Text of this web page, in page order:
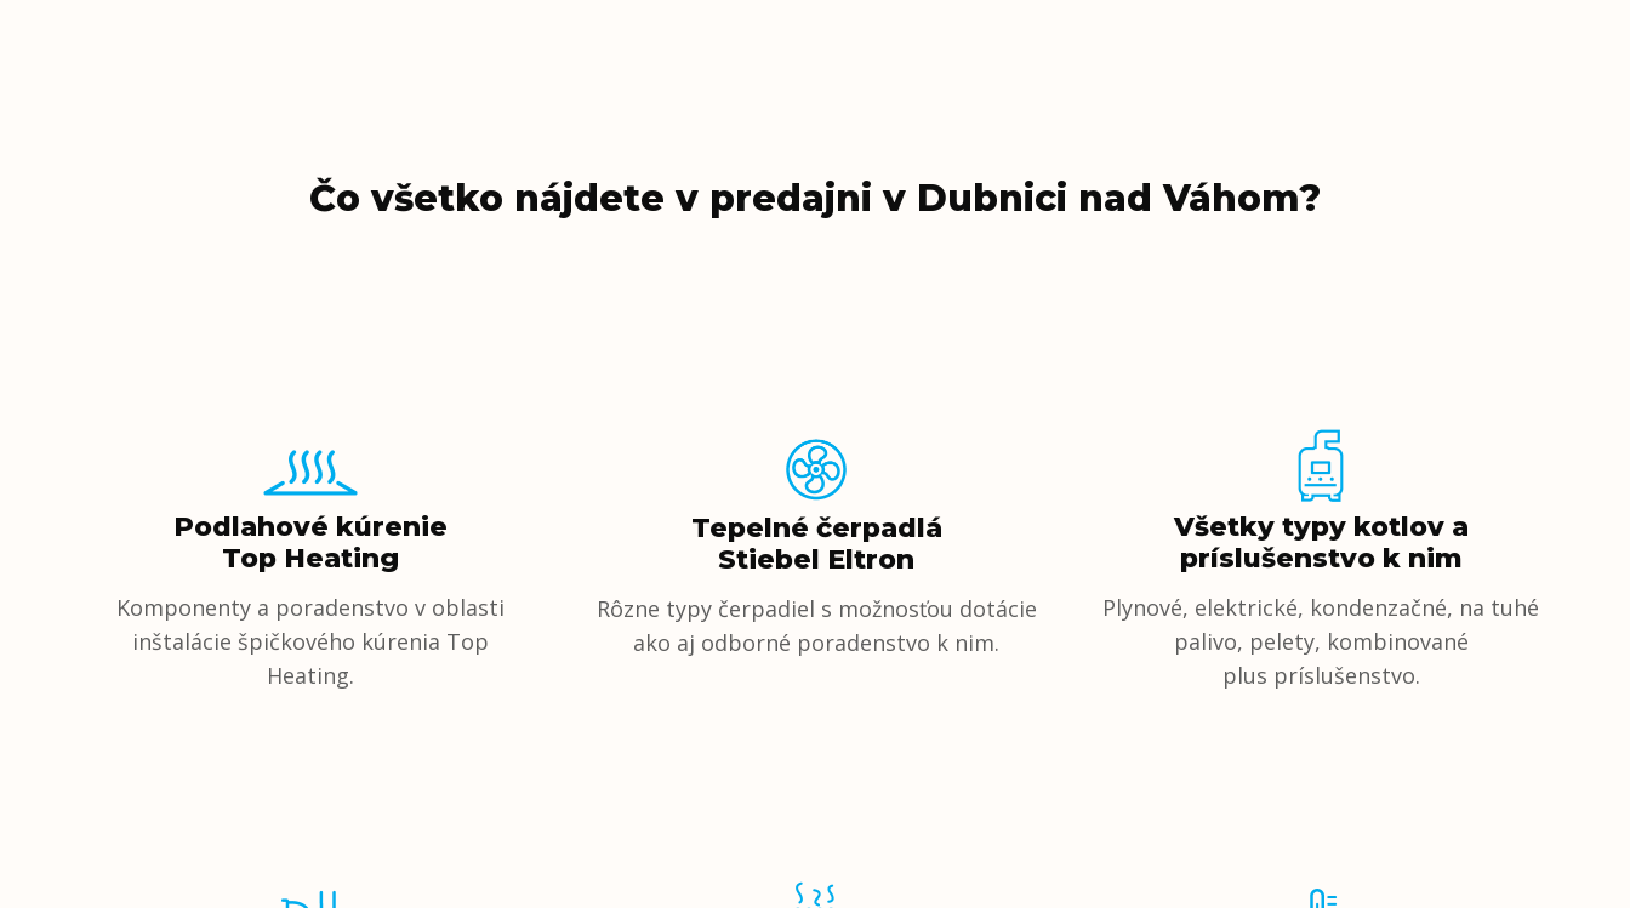
Čo všetko nájdete v predajni v Dubnici nad Váhom?
Podlahové kúrenie
Top Heating
Komponenty a poradenstvo v oblasti
inštalácie špičkového kúrenia Top
Heating.
Tepelné čerpadlá
Stiebel Eltron
Rôzne typy čerpadiel s možnosťou dotácie
ako aj odborné poradenstvo k nim.
Všetky typy kotlov a
príslušenstvo k nim
Plynové, elektrické, kondenzačné, na tuhé
palivo, pelety, kombinované
plus príslušenstvo.